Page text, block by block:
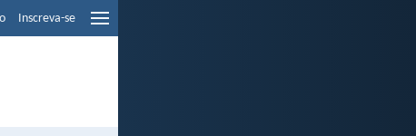
Inscreva-se